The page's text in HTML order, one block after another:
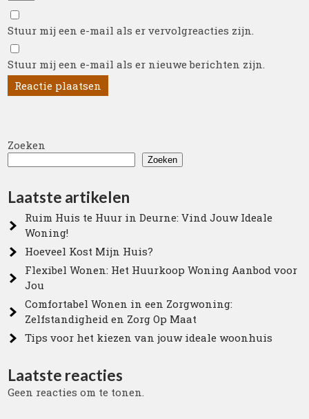
Stuur mij een e-mail als er vervolgreacties zijn.
Stuur mij een e-mail als er nieuwe berichten zijn.
Zoeken
Zoeken
Laatste artikelen
Ruim Huis te Huur in Deurne: Vind Jouw Ideale
Woning!
Hoeveel Kost Mijn Huis?
Flexibel Wonen: Het Huurkoop Woning Aanbod voor
Jou
Comfortabel Wonen in een Zorgwoning:
Zelfstandigheid en Zorg Op Maat
Tips voor het kiezen van jouw ideale woonhuis
Laatste reacties
Geen reacties om te tonen.